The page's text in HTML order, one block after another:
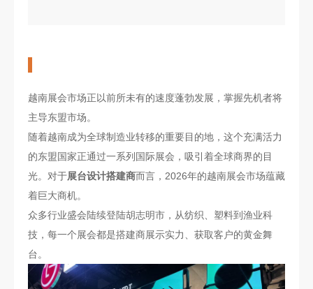
越南展会市场正以前所未有的速度蓬勃发展，掌握先机者将
主导东盟市场。
随着越南成为全球制造业转移的重要目的地，这个充满活力
的东盟国家正通过一系列国际展会，吸引着全球商界的目
光。对于展台设计搭建商而言，2026年的越南展会市场蕴藏
着巨大商机。
众多行业盛会陆续登陆胡志明市，从纺织、塑料到渔业科
技，每一个展会都是搭建商展示实力、获取客户的黄金舞
台。